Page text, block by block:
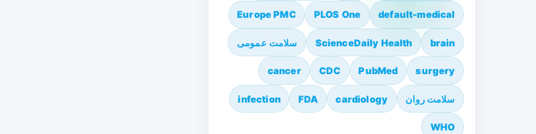
default-medical
PLOS One
Europe PMC
brain
ScienceDaily Health سلامت عمومی
surgery
PubMed
CDC
cancer
سلامت روان cardiology
FDA
infection
WHO